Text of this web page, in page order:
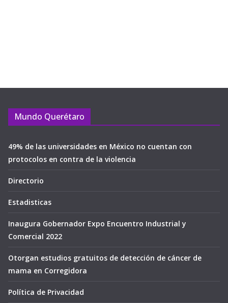
Mundo Querétaro
49% de las universidades en México no cuentan con
protocolos en contra de la violencia
Directorio
Estadisticas
Inaugura Gobernador Expo Encuentro Industrial y
Comercial 2022
Otorgan estudios gratuitos de detección de cáncer de
mama en Corregidora
Política de Privacidad